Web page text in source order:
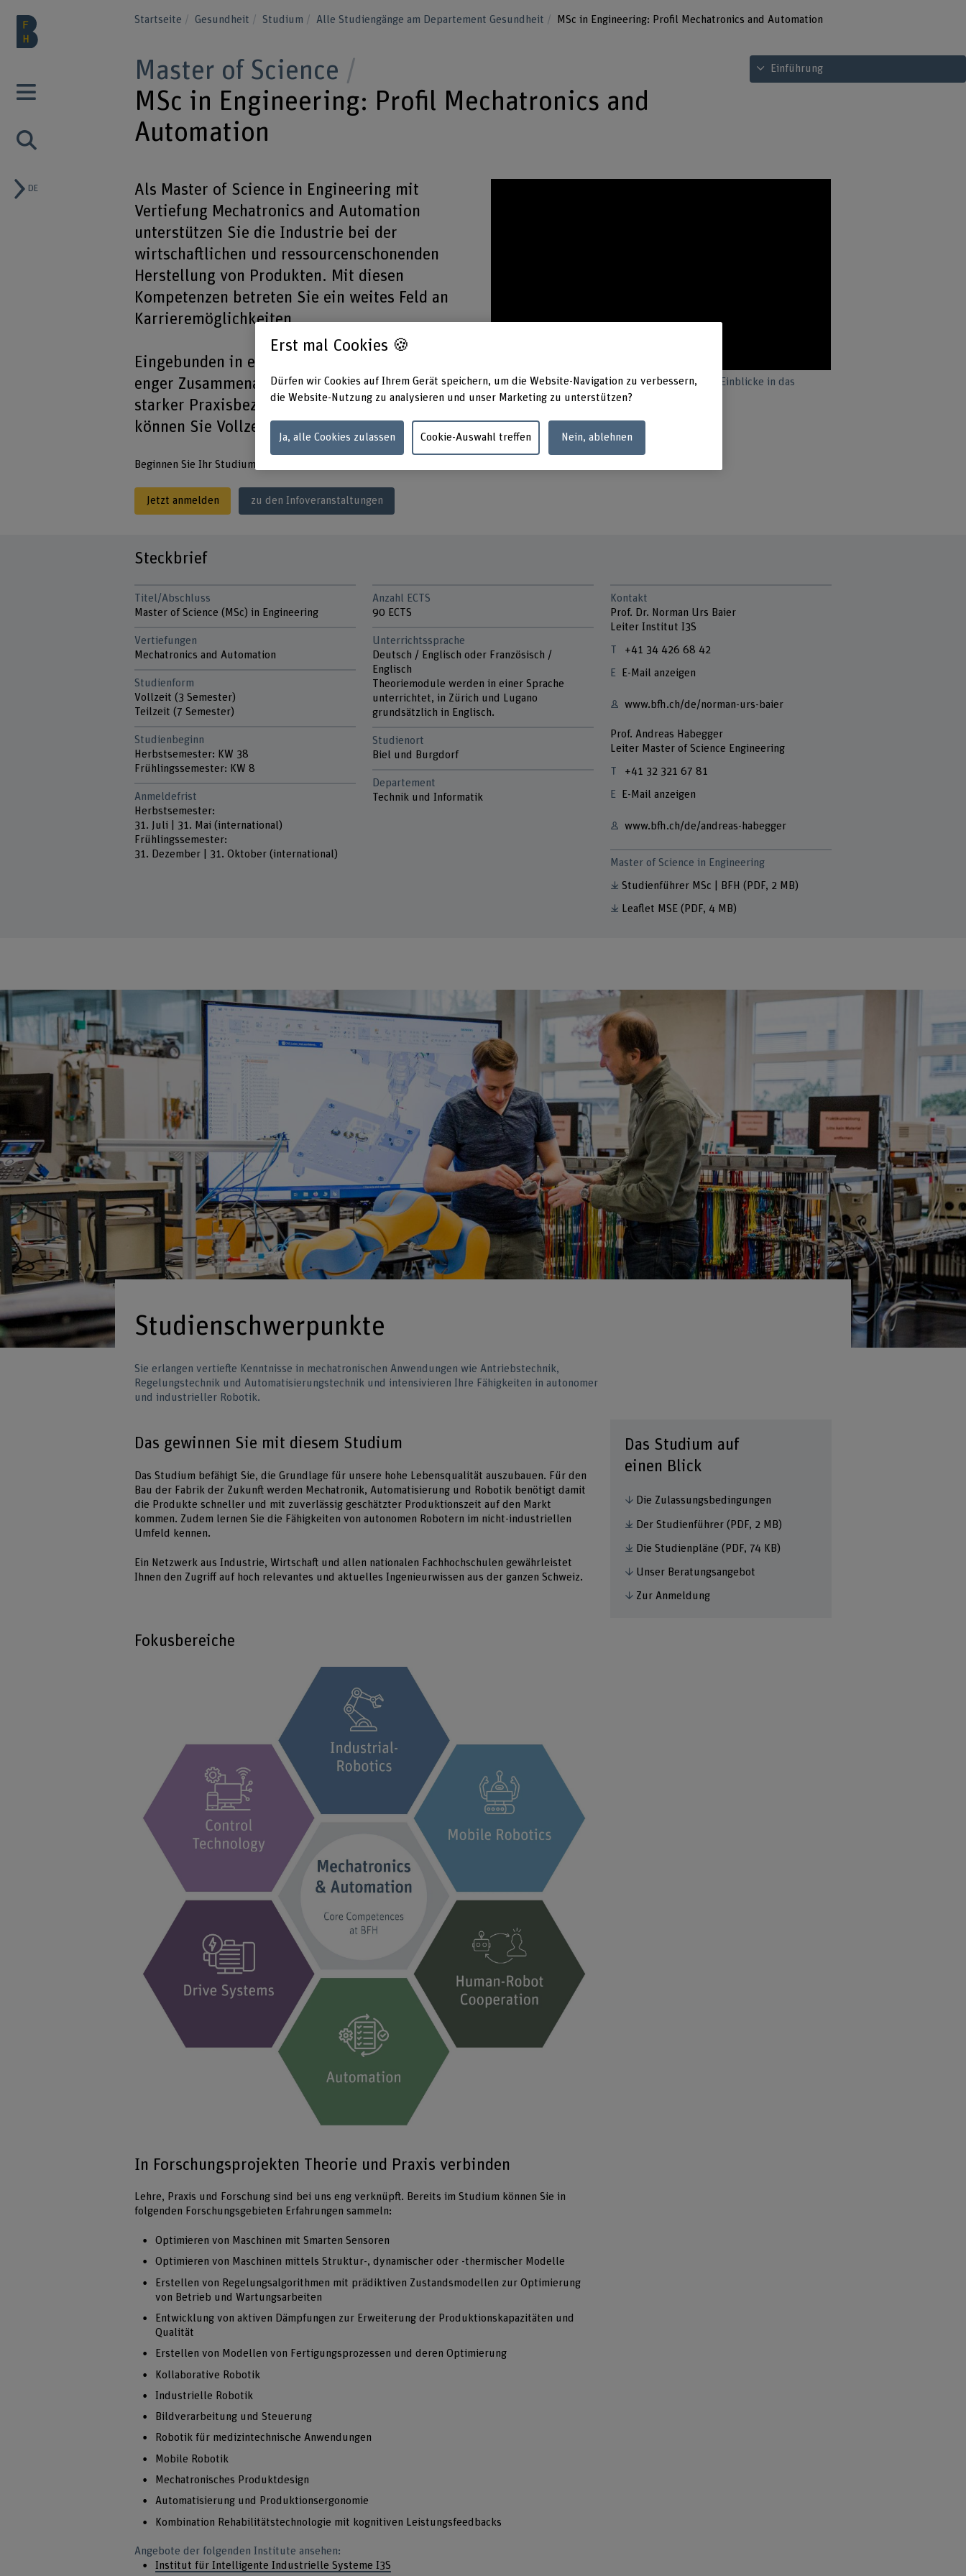
DE
Startseite Gesundheit Studium Alle Studiengänge am Departement Gesundheit MSc in Engineering: Profil Mechatronics and Automation
Inhaltsverzeichnis ansehen
Einführung
Master of Science
MSc in Engineering: Profil Mechatronics and
Automation
Als Master of Science in Engineering mit
Vertiefung Mechatronics and Automation
unterstützen Sie die Industrie bei der
wirtschaftlichen und ressourcenschonenden
Herstellung von Produkten. Mit diesen
Kompetenzen betreten Sie ein weites Feld an
Karrieremöglichkeiten.
Eingebunden in eine Forschungseinheit mit
enger Zusammenarbeit mit der Industrie ist ein
starker Praxisbezug garantiert. Das Studium
können Sie Vollzeit oder Teilzeit absolvieren.
Wissenstransfer garantiert: Studierende bieten Einblicke in das
Studium MSc Engineering.
Beginnen Sie Ihr Studium im Frühjahr oder Herbst.
Jetzt anmelden zu den Infoveranstaltungen
Steckbrief
Titel/Abschluss
Master of Science (MSc) in Engineering
Vertiefungen
Mechatronics and Automation
Studienform
Vollzeit (3 Semester)
Teilzeit (7 Semester)
Studienbeginn
Herbstsemester: KW 38
Frühlingssemester: KW 8
Anmeldefrist
Herbstsemester:
31. Juli | 31. Mai (international)
Frühlingssemester:
31. Dezember | 31. Oktober (international)
Anzahl ECTS
90 ECTS
Unterrichtssprache
Deutsch / Englisch oder Französisch /
Englisch
Theoriemodule werden in einer Sprache
unterrichtet, in Zürich und Lugano
grundsätzlich in Englisch.
Studienort
Biel und Burgdorf
Departement
Technik und Informatik
Kontakt
Prof. Dr. Norman Urs Baier
Leiter Institut I3S
+41 34 426 68 42
E-Mail anzeigen
www.bfh.ch/de/norman-urs-baier
Prof. Andreas Habegger
Leiter Master of Science Engineering
+41 32 321 67 81
E-Mail anzeigen
www.bfh.ch/de/andreas-habegger
Master of Science in Engineering
Studienführer MSc | BFH (PDF, 2 MB)
Leaflet MSE (PDF, 4 MB)
Studienschwerpunkte
Sie erlangen vertiefte Kenntnisse in mechatronischen Anwendungen wie Antriebstechnik,
Regelungstechnik und Automatisierungstechnik und intensivieren Ihre Fähigkeiten in autonomer
und industrieller Robotik.
Das gewinnen Sie mit diesem Studium
Das Studium befähigt Sie, die Grundlage für unsere hohe Lebensqualität auszubauen. Für den
Bau der Fabrik der Zukunft werden Mechatronik, Automatisierung und Robotik benötigt damit
die Produkte schneller und mit zuverlässig geschätzter Produktionszeit auf den Markt
kommen. Zudem lernen Sie die Fähigkeiten von autonomen Robotern im nicht-industriellen
Umfeld kennen.
Ein Netzwerk aus Industrie, Wirtschaft und allen nationalen Fachhochschulen gewährleistet
Ihnen den Zugriff auf hoch relevantes und aktuelles Ingenieurwissen aus der ganzen Schweiz.
Das Studium auf
einen Blick
Die Zulassungsbedingungen
Der Studienführer (PDF, 2 MB)
Die Studienpläne (PDF, 74 KB)
Unser Beratungsangebot
Zur Anmeldung
Fokusbereiche
In Forschungsprojekten Theorie und Praxis verbinden
Lehre, Praxis und Forschung sind bei uns eng verknüpft. Bereits im Studium können Sie in
folgenden Forschungsgebieten Erfahrungen sammeln:
Optimieren von Maschinen mit Smarten Sensoren
Optimieren von Maschinen mittels Struktur-, dynamischer oder -thermischer Modelle
Erstellen von Regelungsalgorithmen mit prädiktiven Zustandsmodellen zur Optimierung
von Betrieb und Wartungsarbeiten
Entwicklung von aktiven Dämpfungen zur Erweiterung der Produktionskapazitäten und
Qualität
Erstellen von Modellen von Fertigungsprozessen und deren Optimierung
Kollaborative Robotik
Industrielle Robotik
Bildverarbeitung und Steuerung
Robotik für medizintechnische Anwendungen
Mobile Robotik
Mechatronisches Produktdesign
Automatisierung und Produktionsergonomie
Kombination Rehabilitätstechnologie mit kognitiven Leistungsfeedbacks
Angebote der folgenden Institute ansehen:
Institut für Intelligente Industrielle Systeme I3S
Erst mal Cookies 🍪
Dürfen wir Cookies auf Ihrem Gerät speichern, um die Website-Navigation zu verbessern,
die Website-Nutzung zu analysieren und unser Marketing zu unterstützen?
Ja, alle Cookies zulassen Cookie-Auswahl treffen Nein, ablehnen